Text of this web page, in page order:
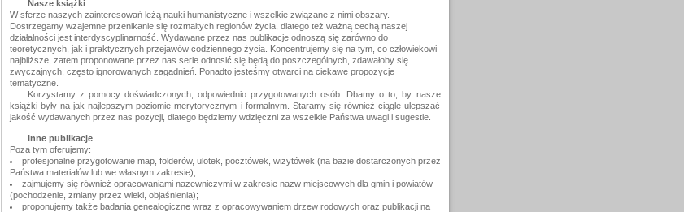
Nasze książki
W sferze naszych zainteresowań leżą nauki humanistyczne i wszelkie związane z nimi obszary.
Dostrzegamy wzajemne przenikanie się rozmaitych regionów życia, dlatego też ważną cechą naszej
działalności jest interdyscyplinarność. Wydawane przez nas publikacje odnoszą się zarówno do
teoretycznych, jak i praktycznych przejawów codziennego życia. Koncentrujemy się na tym, co człowiekowi
najbliższe, zatem proponowane przez nas serie odnosić się będą do poszczególnych, zdawałoby się
zwyczajnych, często ignorowanych zagadnień. Ponadto jesteśmy otwarci na ciekawe propozycje
tematyczne.
Korzystamy z pomocy doświadczonych, odpowiednio przygotowanych osób. Dbamy o to, by nasze
książki były na jak najlepszym poziomie merytorycznym i formalnym. Staramy się również ciągle ulepszać
jakość wydawanych przez nas pozycji, dlatego będziemy wdzięczni za wszelkie Państwa uwagi i sugestie.
Inne publikacje
Poza tym oferujemy:
profesjonalne przygotowanie map, folderów, ulotek, pocztówek, wizytówek (na bazie dostarczonych przez
Państwa materiałów lub we własnym zakresie);
zajmujemy się również opracowaniami nazewniczymi w zakresie nazw miejscowych dla gmin i powiatów
(pochodzenie, zmiany przez wieki, objaśnienia);
proponujemy także badania genealogiczne wraz z opracowywaniem drzew rodowych oraz publikacji na